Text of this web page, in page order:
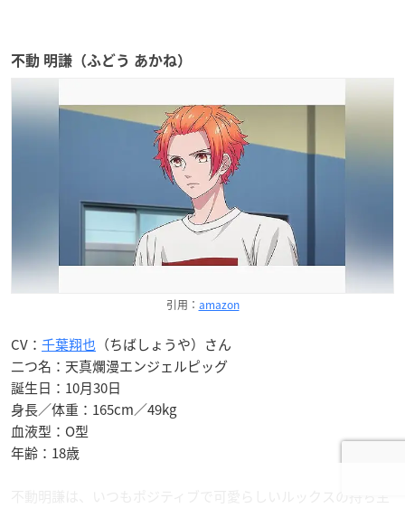
不動 明謙（ふどう あかね）
引用： amazon
CV： 千葉翔也 （ちばしょうや）さん
二つ名：天真爛漫エンジェルピッグ
誕生日：10月30日
身長／体重：165cm／49kg
血液型：O型
年齢：18歳